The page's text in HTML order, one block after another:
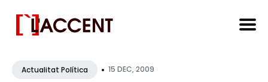
forActualitat Política • 15 DEC, 2009